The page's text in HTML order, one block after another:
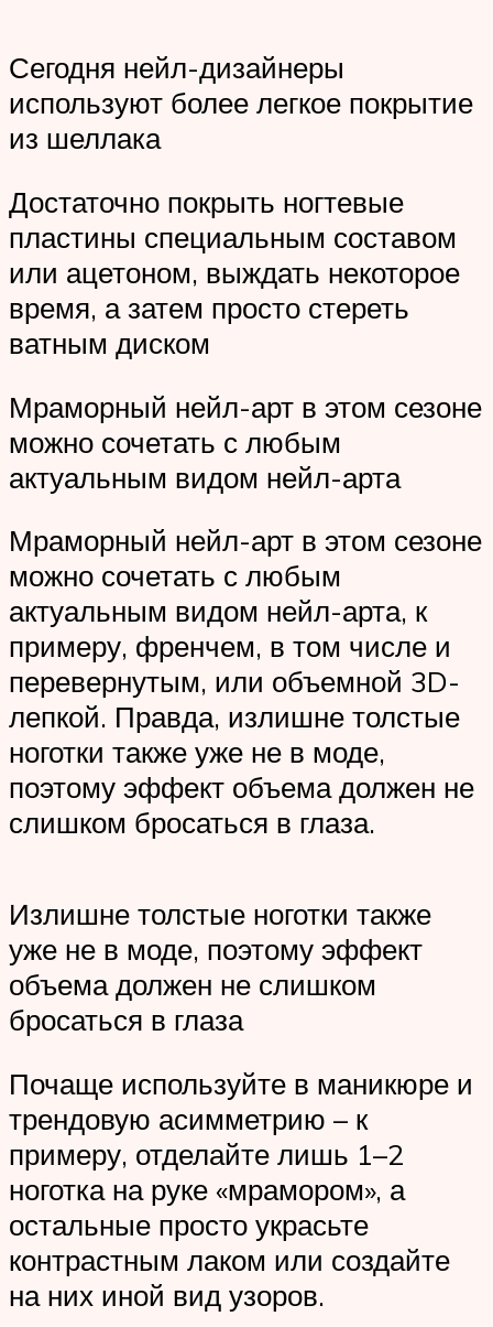
Сегодня нейл-дизайнеры
используют более легкое покрытие
из шеллака
Достаточно покрыть ногтевые
пластины специальным составом
или ацетоном, выждать некоторое
время, а затем просто стереть
ватным диском
Мраморный нейл-арт в этом сезоне
можно сочетать с любым
актуальным видом нейл-арта
Мраморный нейл-арт в этом сезоне
можно сочетать с любым
актуальным видом нейл-арта, к
примеру, френчем, в том числе и
перевернутым, или объемной 3D-
лепкой. Правда, излишне толстые
ноготки также уже не в моде,
поэтому эффект объема должен не
слишком бросаться в глаза.
Излишне толстые ноготки также
уже не в моде, поэтому эффект
объема должен не слишком
бросаться в глаза
Почаще используйте в маникюре и
трендовую асимметрию – к
примеру, отделайте лишь 1–2
ноготка на руке «мрамором», а
остальные просто украсьте
контрастным лаком или создайте
на них иной вид узоров.